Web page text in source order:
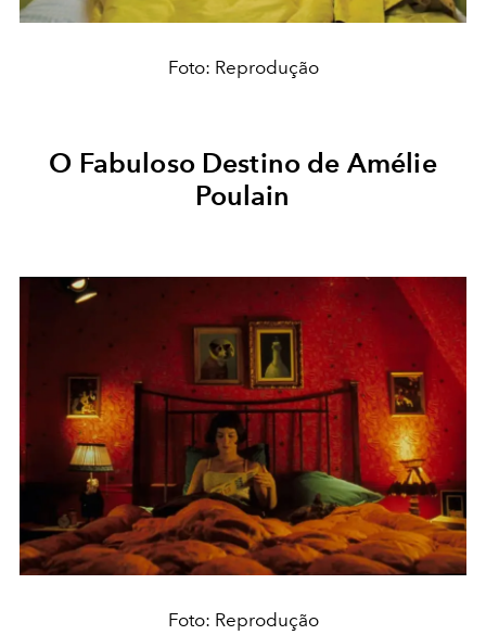
Foto: Reprodução
O Fabuloso Destino de Amélie
Poulain
Foto: Reprodução